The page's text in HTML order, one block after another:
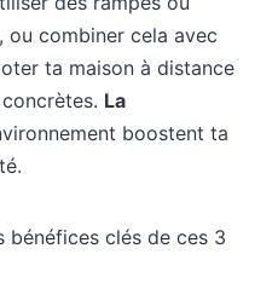
ou combiner cela avec
ta maison à distance
La
boostent ta
bénéfices clés de ces 3